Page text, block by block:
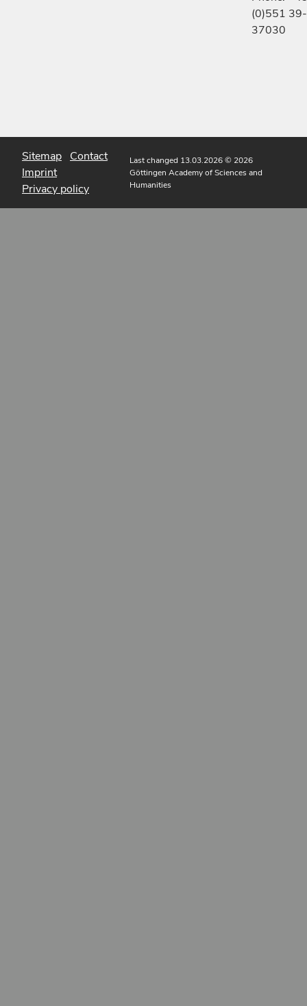
(0)551 39-
37030
Sitemap Contact
Imprint
Privacy policy
Last changed 13.03.2026© 2026
Göttingen Academy of Sciences and
Humanities